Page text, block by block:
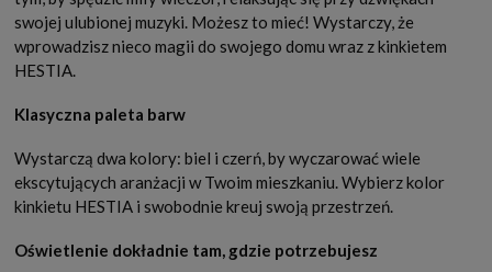
swojej ulubionej muzyki. Możesz to mieć! Wystarczy, że
wprowadzisz nieco magii do swojego domu wraz z kinkietem
HESTIA.
Klasyczna paleta barw
Wystarczą dwa kolory: biel i czerń, by wyczarować wiele
ekscytujących aranżacji w Twoim mieszkaniu. Wybierz kolor
kinkietu HESTIA i swobodnie kreuj swoją przestrzeń.
Oświetlenie dokładnie tam, gdzie potrzebujesz